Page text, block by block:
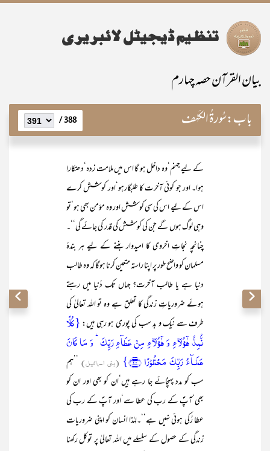
بیان القرآن حصہ چہارم
باب:سُورۃُ الکَہْف 388 /
کے لیے جہنم‘وہ داخل ہو گا اس میں ملامت زدہ‘دھتکارا
ہوا۔ اور جو کوئی آخرت کا طلبگارہو‘اور کوشش کرے
اس کے لیے اس کی سی کوشش اور وہ مؤمن بھی ہو‘تو
وہی لوگ ہوں گے جن کی کوشش کی قدر کی جائے گی‘‘۔
چنانچہ نجاتِ اخروی کا امیدوار بننے کے لیے ہر بندۂ
مسلمان کو واضح طور پر اپنا راستہ متعین کرنا ہوگا کہ وہ طالب
دنیا ہے یا طالب آخرت؟ جہاں تک دُنیا میں رہتے
ہوئے ضروریاتِ زندگی کا تعلق ہے وہ تو اللہ تعالیٰ کی
طرف سے نیک و بد سب کی پوری ہو رہی ہیں:{کُلًّا
نُّمِدُّ ہٰۤؤُلَآءِ وَ ہٰۤؤُلَآءِ مِنۡ عَطَآءِ رَبِّکَ ؕ وَ مَا کَانَ
عَطَـآءُ رَبِّکَ مَحۡظُوۡرًا ﴿۲۰﴾}
(بنی اسرائیل) ’’ہم
سب کو مدد پہنچائے جا رہے ہیں‘ان کو بھی اور ان کو
بھی‘آپؐ کے رب کی عطا سے‘اور آپؐ کے رب کی
عطا رُکی ہوئی نہیں ہے‘‘۔لہٰذا انسان کو اپنی ضروریات
زندگی کے حصول کے سلسلے میں اللہ تعالیٰ پر توکل رکھنا